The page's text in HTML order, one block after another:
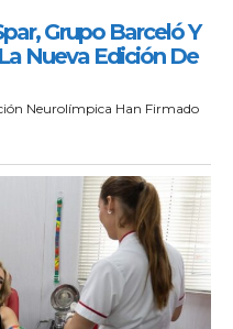
Grupo Barceló Y
Nueva Edición De
Neurolímpica Han Firmado